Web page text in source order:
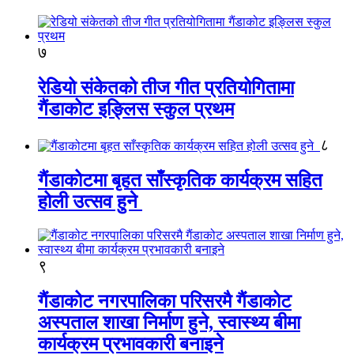
७
रेडियो संकेतको तीज गीत प्रतियोगितामा
गैंडाकोट इङ्लिस स्कुल प्रथम
८
गैंडाकोटमा बृहत साँस्कृतिक कार्यक्रम सहित
होली उत्सव हुने
९
गैंडाकोट नगरपालिका परिसरमै गैंडाकोट
अस्पताल शाखा निर्माण हुने, स्वास्थ्य बीमा
कार्यक्रम प्रभावकारी बनाइने